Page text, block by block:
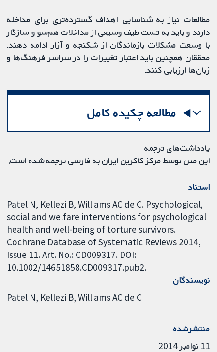
مطالعات نیاز به شناسایی اهداف گسترده‌تری برای مداخله
دارند و باید به تست طیف وسیعی از مداخلات هم‌سو و سازگار
با وسعت مشکلات بازماندگان از شکنجه و آزار ادامه دهند.
محققان همچنین باید اعتبار تغییرات را در سراسر فرهنگ‌ها و
زبان‌ها ارزیابی کنند.
مطالعه چکیده کامل
یادداشت‌های ترجمه
این متن توسط مرکز کاکرین ایران به فارسی ترجمه شده است.
استناد
Patel N, Kellezi B, Williams AC de C. Psychological,
social and welfare interventions for psychological
health and well-being of torture survivors.
Cochrane Database of Systematic Reviews 2014,
Issue 11. Art. No.: CD009317. DOI:
10.1002/14651858.CD009317.pub2.
نویسندگان
Patel N Kellezi B Williams AC de C
منتشرشده
11 نوامبر 2014